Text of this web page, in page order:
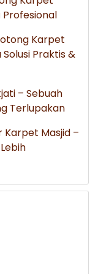
Karpet
Praktis &
– Sebuah
Terlupakan
Karpet Masjid –